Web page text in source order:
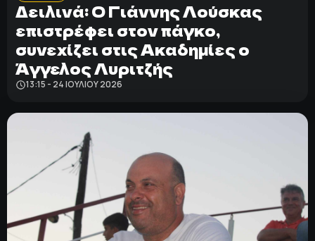
Δειλινά: Ο Γιάννης Λούσκας
επιστρέφει στον πάγκο,
συνεχίζει στις Ακαδημίες ο
Άγγελος Λυριτζής
13:15 - 24 ΙΟΥΛΊΟΥ 2026